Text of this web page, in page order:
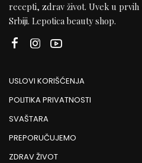
recepti, zdrav život. Uvek u prvih
Srbiji. Lepotica beauty shop.
USLOVI KORIŠĆENJA
POLITIKA PRIVATNOSTI
SVAŠTARA
PREPORUČUJEMO
ZDRAV ŽIVOT